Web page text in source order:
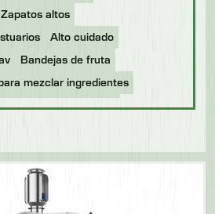
Zapatos altos
Alto cuidado
Bandejas de fruta
mezclar ingredientes
Bajo nivel de cuidado
BOC Trays
Buckets
Eurobins